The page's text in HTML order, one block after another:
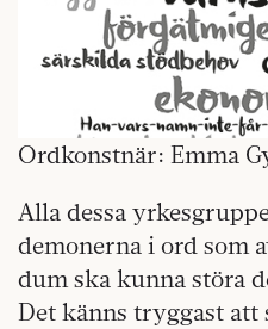
Ordkonstnär: Emma
Alla dessa
demonerna i ord som
dum ska kunna störa
Det känns tryggast att